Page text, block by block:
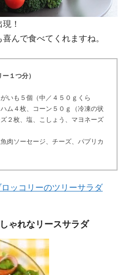
！
んで食べてくれますね。
１つ分）
いも５個（中／４５０ｇくら
ム４枚、コーン５０ｇ（冷凍の状
２枚、塩、こしょう、マヨネーズ
肉ソーセージ、チーズ、パプリカ
ッコリーのツリーサラダ
ゃれなリースサラダ